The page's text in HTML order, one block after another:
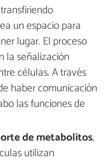
un espacio para
lugar. El proceso
la señalización
células. A través
haber comunicación
las funciones de
de metabolitos,
utilizan